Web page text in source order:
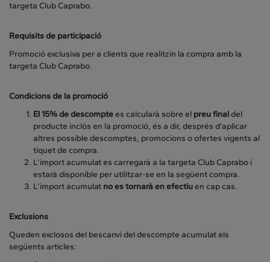
targeta Club Caprabo.
Requisits de participació
Promoció exclusiva per a clients que realitzin la compra amb la
targeta Club Caprabo.
Condicions de la promoció
El 15% de descomptees calcularà sobre el preu finaldel
producte inclòs en la promoció, és a dir, després d’aplicar
altres possible descomptes, promocions o ofertes vigents al
tiquet de compra.
L’import acumulat es carregarà a la targeta Club Caprabo i
estarà disponible per utilitzar-se en la següent compra.
L’import acumulat no es tornarà en efectiuen cap cas.
Exclusions
Queden exclosos del bescanvi del descompte acumulat els
següents articles: